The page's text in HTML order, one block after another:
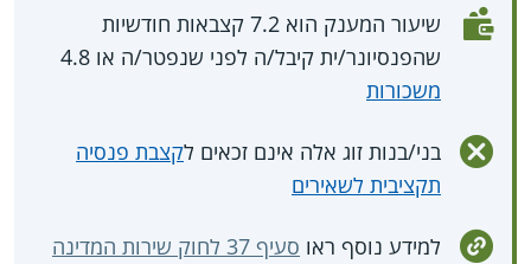
שיעור המענק הוא 7.2 קצבאות חודשיות
שהפנסיונר/ית קיבל/ה לפני שנפטר/ה או 4.8
משכורות
בני/בנות זוג אלה אינם זכאים לקצבת פנסיה
תקציבית לשאירים
למידע נוסף ראו
סעיף 37 לחוק שירות המדינה